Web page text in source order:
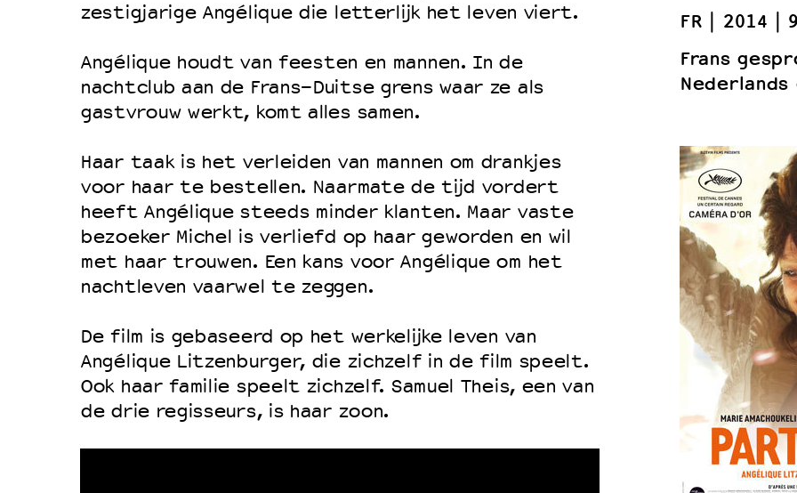
EDUCATIE
Schoolvoorstellingen
Filmprogramma’s Primair Onderwijs
Filmprogramma’s VO/MBO
OVER LANTARENVENSTER
Wat we doen
Werken bij
Word vriend
Historie
Partners
Huisregels
zestigjarige Angélique die letterlijk het leven viert.
Angélique houdt van feesten en mannen. In de
nachtclub aan de Frans-Duitse grens waar ze als
gastvrouw werkt, komt alles samen.
Haar taak is het verleiden van mannen om drankjes
voor haar te bestellen. Naarmate de tijd vordert
heeft Angélique steeds minder klanten. Maar vaste
bezoeker Michel is verliefd op haar geworden en wil
met haar trouwen. Een kans voor Angélique om het
nachtleven vaarwel te zeggen.
De film is gebaseerd op het werkelijke leven van
Angélique Litzenburger, die zichzelf in de film speelt.
Ook haar familie speelt zichzelf. Samuel Theis, een van
de drie regisseurs, is haar zoon.
FR
2014
Frans